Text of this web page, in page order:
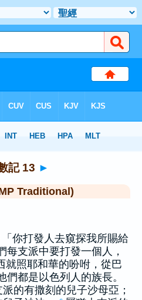
記 13 ►
Traditional)
「你打發人去窺探我所賜給
每支派中要打發一個人，
就照耶和華的吩咐，從 巴
們都是以色列 人的族長。
派的有撒刻 的兒子沙母亞 ；